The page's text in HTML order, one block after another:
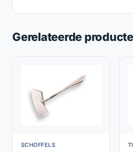
Gerelateerde
SCHOFFELS